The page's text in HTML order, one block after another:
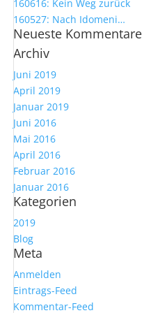
160616: Kein Weg zurück
160527: Nach Idomeni…
Neueste Kommentare
Archiv
Juni 2019
April 2019
Januar 2019
Juni 2016
Mai 2016
April 2016
Februar 2016
Januar 2016
Kategorien
2019
Blog
Meta
Anmelden
Eintrags-Feed
Kommentar-Feed